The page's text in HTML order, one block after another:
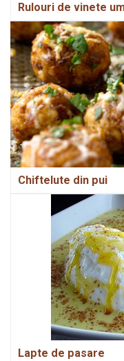
Rulouri de vinete
Chiftelute din pui
Lapte de pasare